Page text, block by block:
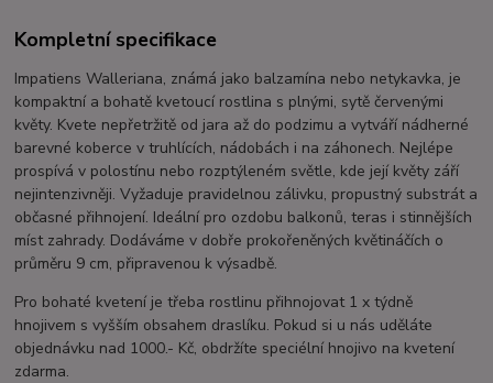
Kompletní specifikace
Impatiens Walleriana, známá jako balzamína nebo netykavka, je
kompaktní a bohatě kvetoucí rostlina s plnými, sytě červenými
květy. Kvete nepřetržitě od jara až do podzimu a vytváří nádherné
barevné koberce v truhlících, nádobách i na záhonech. Nejlépe
prospívá v polostínu nebo rozptýleném světle, kde její květy září
nejintenzivněji. Vyžaduje pravidelnou zálivku, propustný substrát a
občasné přihnojení. Ideální pro ozdobu balkonů, teras i stinnějších
míst zahrady. Dodáváme v dobře prokořeněných květináčích o
průměru 9 cm, připravenou k výsadbě.
Pro bohaté kvetení je třeba rostlinu přihnojovat 1 x týdně
hnojivem s vyšším obsahem draslíku. Pokud si u nás uděláte
objednávku nad 1000.- Kč, obdržíte speciélní hnojivo na kvetení
zdarma.